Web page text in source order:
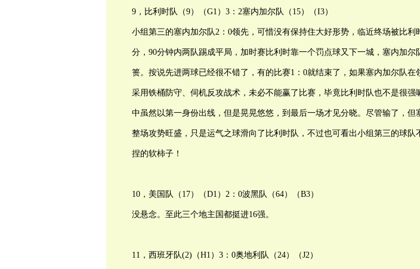
9，比利时队（9）（G1）3：2塞内加尔队（15）（I3）
小组第三的塞内加尔队2：0领先，可惜没有保持住大好形势，临近终场被比利
分，90分钟内两队踢成平局，加时赛比利时靠一个罚点球又下一城，塞内加尔
篑。按说先进两球已经很不错了，有的比赛1：0就结束了，如果塞内加尔队在
采用铁桶防守、伺机反攻战术，未必不能赢了比赛，毕竟比利时队也不是很强
中虽然以第一身份出线，但是晃晃悠悠，到最后一场才见分晓。尽管输了，但
整场攻势旺盛，只是运气之球滑向了比利时队，不过也可看出小组第三的球队
捏的软柿子！
10，美国队（17）（D1）2：0波黑队（64）（B3）
没悬念。至此三个地主国都挺进16强。
11，西班牙队(2)（H1）3：0奥地利队（24）（J2）